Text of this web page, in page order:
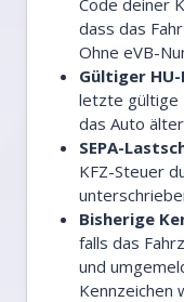
dass das
Ohne eVB-
Gültiger
letzte gültige
das Auto
SEPA-
KFZ-Steuer
Bisherige
falls das
und
Kennzeichen